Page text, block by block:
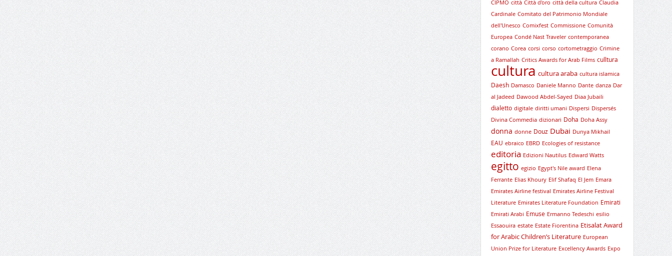
CIPMO città Città d'oro città della cultura Claudia
Cardinale Comitato del Patrimonio Mondiale
dell'Unesco Comixfest Commissione Comunità
Europea Condé Nast Traveler contemporanea
corano Corea corsi corso cortometraggio Crimine
a Ramallah Critics Awards for Arab Films culltura
cultura cultura araba cultura islamica
Daesh Damasco Daniele Manno Dante danza Dar
al Jadeed Dawood Abdel-Sayed Diaa Jubaili
dialetto digitale diritti umani Dispersi Dispersés
Divina Commedia dizionari Doha Doha Assy
donna donne Douz Dubai Dunya Mikhail
EAU ebraico EBRD Ecologies of resistance
editoria Edizioni Nautilus Edward Watts
egitto egizio Egypt's Nile award Elena
Ferrante Elias Khoury Elif Shafaq El Jem Emara
Emirates Airline festival Emirates Airline Festival
Literature Emirates Literature Foundation Emirati
Emirati Arabi Emuse Ermanno Tedeschi esilio
Essaouira estate Estate Fiorentina Etisalat Award
for Arabic Children’s Literature European
Union Prize for Literature Excellency Awards Expo